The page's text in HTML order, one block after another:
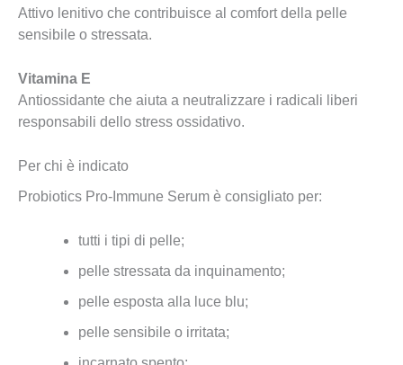
Attivo lenitivo che contribuisce al comfort della pelle
sensibile o stressata.
Vitamina E
Antiossidante che aiuta a neutralizzare i radicali liberi
responsabili dello stress ossidativo.
Per chi è indicato
Probiotics Pro-Immune Serum è consigliato per:
tutti i tipi di pelle;
pelle stressata da inquinamento;
pelle esposta alla luce blu;
pelle sensibile o irritata;